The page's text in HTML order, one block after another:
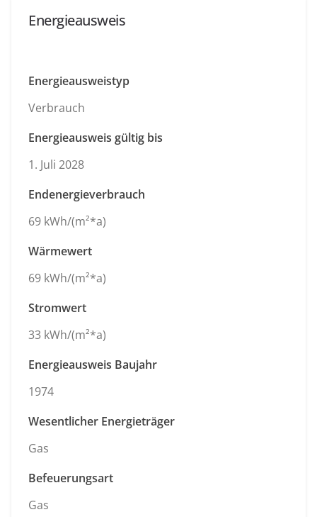
Energieausweis
Energieausweistyp
Verbrauch
Energieausweis gültig bis
1. Juli 2028
Endenergieverbrauch
69 kWh/(m²*a)
Wärmewert
69 kWh/(m²*a)
Stromwert
33 kWh/(m²*a)
Energieausweis Baujahr
1974
Wesentlicher Energieträger
Gas
Befeuerungsart
Gas